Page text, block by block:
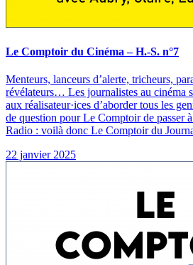
Le Comptoir du Cinéma – H.-S. n°7
Menteurs, lanceurs d’alerte, tricheurs,
révélateurs… Les journalistes au cinéma
aux réalisateur·ices d’aborder tous les
de question pour Le Comptoir de passer
Radio : voilà donc Le Comptoir du
22 janvier 2025